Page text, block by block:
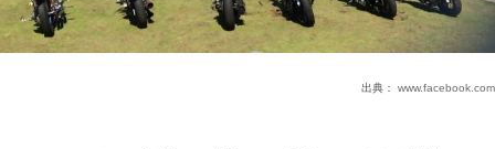
出典： www.facebook.com